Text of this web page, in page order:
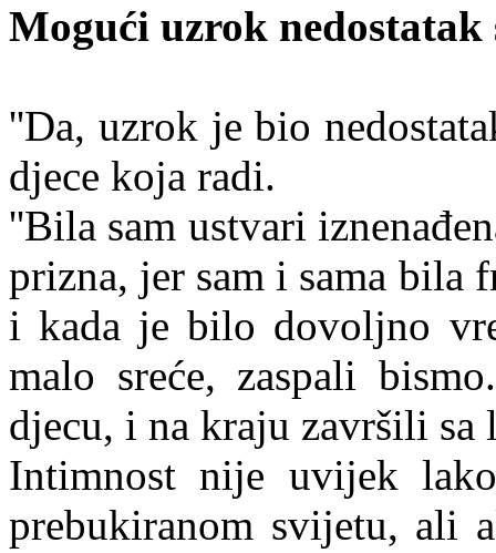
Mogući uzrok nedostatak
''Da, uzrok je bio
djece koja radi.
''Bila sam ustvari
prizna, jer sam i sama bila
i kada je bilo dovoljno
malo sreće, zaspali
djecu, i na kraju završili sa
Intimnost nije uvijek
prebukiranom svijetu, ali